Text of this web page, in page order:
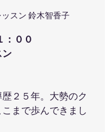
スン 鈴木智香子
：００
ン
２５年。大勢のク
まで歩んできまし